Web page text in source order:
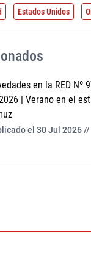
Estados Unidos
en la RED Nº
| Verano en el
el 30 Jul 2026 //